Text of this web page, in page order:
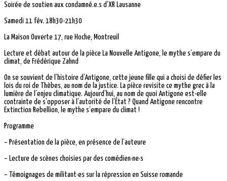
Soirée de soutien aux condamné.e.s d’XR Lausanne
Samedi 11 fév. 18h30-21h30
La Maison Ouverte 17, rue Hoche, Montreuil
Lecture et débat autour de la pièce La Nouvelle Antigone, le mythe s’empare du
climat, de Frédérique Zahnd
On se souvient de l’histoire d’Antigone, cette jeune fille qui a choisi de défier les
lois du roi de Thèbes, au nom de la justice. La pièce revisite ce mythe grec à la
lumière de l’enjeu climatique. Aujourd’hui, au nom de quoi Antigone est-elle
contrainte de s’opposer à l’autorité de l’État ? Quand Antigone rencontre
Extinction Rebellion, le mythe s’empare du climat !
Programme
– Présentation de la pièce, en présence de l’auteure
– Lecture de scènes choisies par des comédien·ne·s
– Témoignages de militant·es sur la répression en Suisse romande